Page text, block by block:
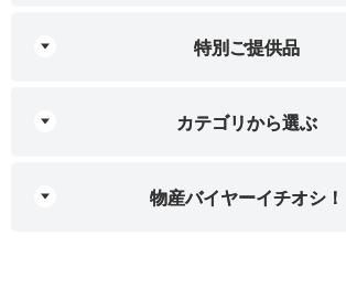
特別ご提供品
カテゴリから選ぶ
物産バイヤーイチオシ！